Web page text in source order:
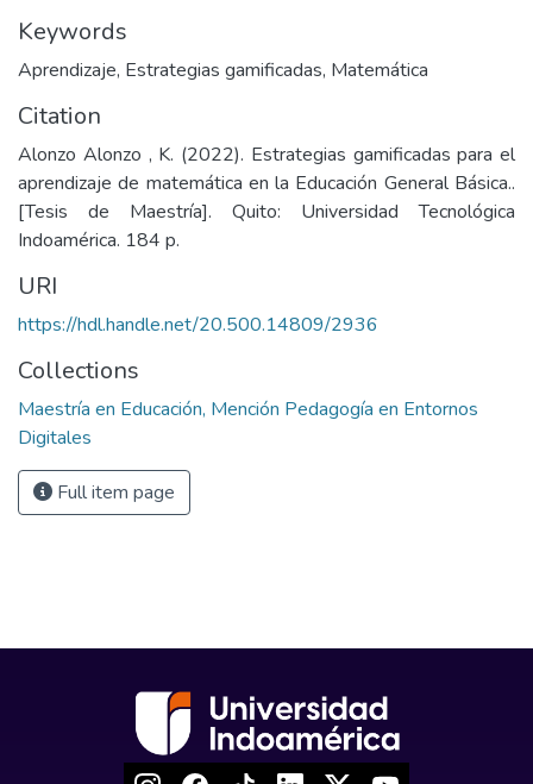
Keywords
Aprendizaje, Estrategias gamificadas, Matemática
Citation
Alonzo Alonzo , K. (2022). Estrategias gamificadas para el
aprendizaje de matemática en la Educación General Básica..
[Tesis de Maestría]. Quito: Universidad Tecnológica
Indoamérica. 184 p.
URI
https://hdl.handle.net/20.500.14809/2936
Collections
Maestría en Educación, Mención Pedagogía en Entornos
Digitales
Full item page